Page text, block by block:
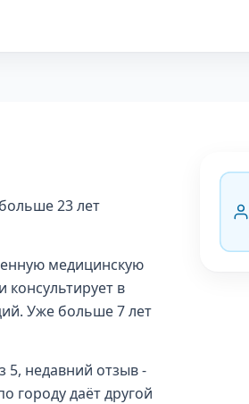
23 лет
медицинскую
консультирует в
Уже больше 7 лет
5, недавний отзыв -
городу даёт другой